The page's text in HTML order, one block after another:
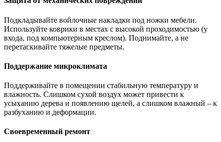
Подкладывайте войлочные накладки под ножки мебели.
Используйте коврики в местах с высокой проходимостью (у
входа, под компьютерным креслом). Поднимайте, а не
перетаскивайте тяжелые предметы.
Поддержание микроклимата
Поддерживайте в помещении стабильную температуру и
влажность. Слишком сухой воздух может привести к
усыханию дерева и появлению щелей, а слишком влажный – к
разбуханию и деформации.
Своевременный ремонт